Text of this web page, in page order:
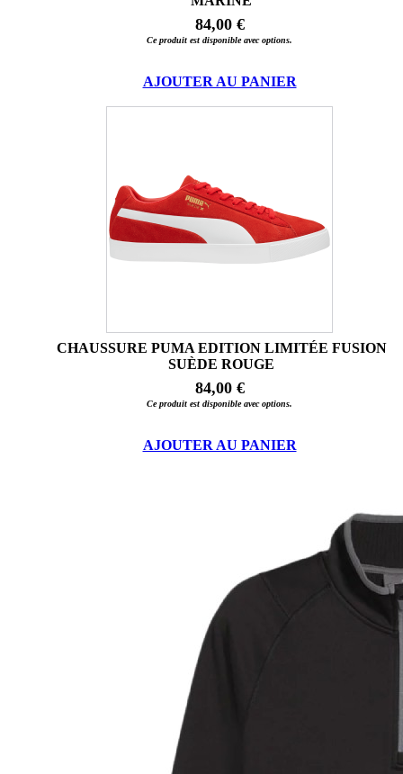
84,00 €
Ce produit est disponible avec options.
AJOUTER AU PANIER
CHAUSSURE PUMA EDITION LIMITÉE FUSION
SUÈDE ROUGE
84,00 €
Ce produit est disponible avec options.
AJOUTER AU PANIER